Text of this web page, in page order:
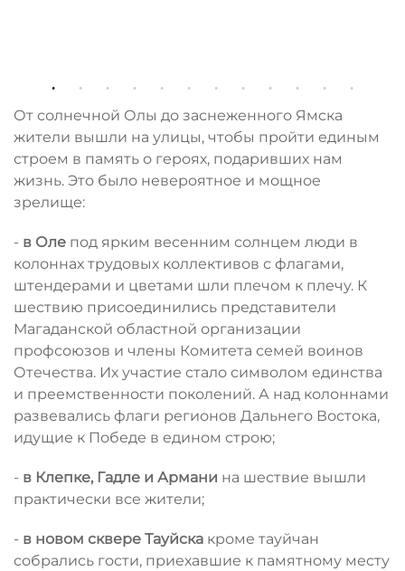
От солнечной Олы до заснеженного Ямска
жители вышли на улицы, чтобы пройти единым
строем в память о героях, подаривших нам
жизнь. Это было невероятное и мощное
зрелище:
- в Оле под ярким весенним солнцем люди в
колоннах трудовых коллективов с флагами,
штендерами и цветами шли плечом к плечу. К
шествию присоединились представители
Магаданской областной организации
профсоюзов и члены Комитета семей воинов
Отечества. Их участие стало символом единства
и преемственности поколений. А над колоннами
развевались флаги регионов Дальнего Востока,
идущие к Победе в едином строю;
- в Клепке, Гадле и Армани на шествие вышли
практически все жители;
- в новом сквере Тауйска кроме тауйчан
собрались гости, приехавшие к памятному месту